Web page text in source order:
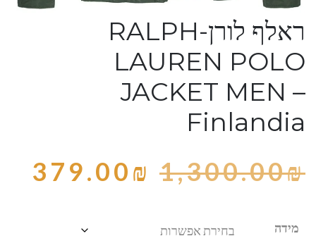
ראלף לורן-RALPH
LAUREN POLO
JACKET MEN –
Finlandia
1,300.00₪
379.00₪
מידה